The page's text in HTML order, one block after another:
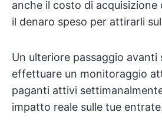
anche il costo di acquisizione
il denaro speso per attirarli
Un ulteriore passaggio avanti
effettuare un monitoraggio
paganti attivi
impatto reale sulle tue